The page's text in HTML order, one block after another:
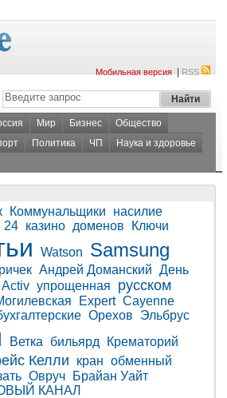
Мобильная версия|RSS
Мир Бизнес
Общество
Политика ЧП
Наука и здоровье
Коммунальщики
насилие
24 казино доменов
Ключи
Watson Samsung
Андрей Доманский День
Activ упрощенная русском
Expert Cayenne
Орехов Эльбрус
Ветка бильярд
Крематорий
Келли кран обменный
Овруч
Брайан Уайт
КАНАЛ